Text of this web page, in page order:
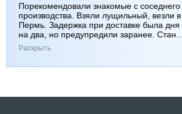
Порекомендовали знакомые с соседнего
производства. Взяли лущильный, везли в
Пермь. Задержка при доставке была дня
на два, но предупредили заранее. Станок
работает хорошо, к качеству вопросов нет.
Раскрыть